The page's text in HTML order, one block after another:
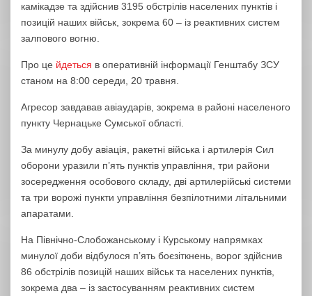
камікадзе та здійснив 3195 обстрілів населених пунктів і
позицій наших військ, зокрема 60 – із реактивних систем
залпового вогню.
Про це йдеться в оперативній інформації Генштабу ЗСУ
станом на 8:00 середи, 20 травня.
Агресор завдавав авіаударів, зокрема в районі населеного
пункту Чернацьке Сумської області.
За минулу добу авіація, ракетні війська і артилерія Сил
оборони уразили п’ять пунктів управління, три райони
зосередження особового складу, дві артилерійські системи
та три ворожі пункти управління безпілотними літальними
апаратами.
На Північно-Слобожанському і Курському напрямках
минулої доби відбулося п’ять боєзіткнень, ворог здійснив
86 обстрілів позицій наших військ та населених пунктів,
зокрема два – із застосуванням реактивних систем